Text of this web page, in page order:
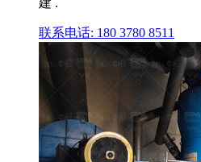
联系电话: 180 3780 8511